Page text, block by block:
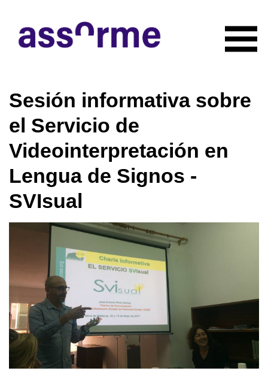
NOTICIAS
CONÓCENOS
Quiénes somos
Organigrama
Actividades
RECURSOS
CONTACTO
Privacidad y uso de cookies
Mapa de la Web
Avisos legales
Sesión informativa sobre
el Servicio de
Videointerpretación en
Lengua de Signos -
SVIsual